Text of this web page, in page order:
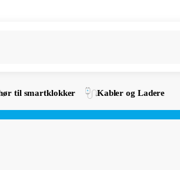
til smartklokker Kabler og Ladere